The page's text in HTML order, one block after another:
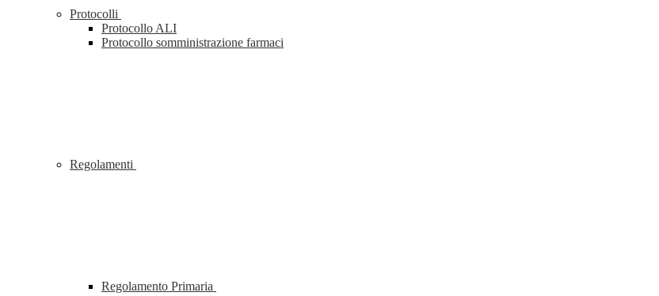
Protocolli
Protocollo ALI
Protocollo somministrazione farmaci
Regolamenti
Regolamento Primaria